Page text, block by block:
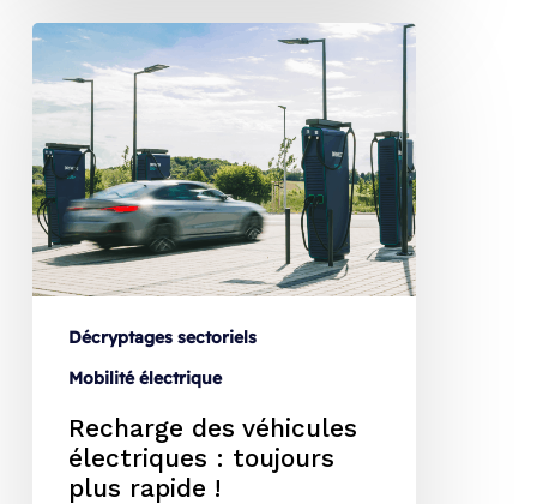
Décryptages sectoriels
Mobilité électrique
Recharge des véhicules
électriques : toujours
plus rapide !